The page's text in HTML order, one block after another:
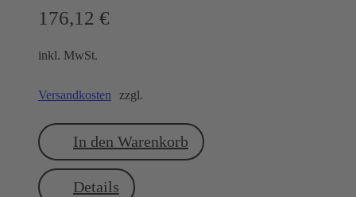
176,12 €
inkl. MwSt.
zzgl.
Versandkosten
In den Warenkorb
Details